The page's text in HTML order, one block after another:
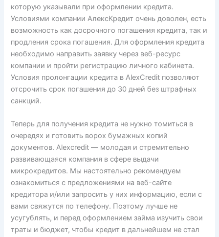
которую указывали при оформлении кредита.
Условиями компании АлексКредит очень доволен, есть
возможность как досрочного погашения кредита, так и
продления срока погашения. Для оформления кредита
необходимо направить заявку через веб-ресурс
компании и пройти регистрацию личного кабинета.
Условия пролонгации кредита в AlexCredit позволяют
отсрочить срок погашения до 30 дней без штрафных
санкций.
Теперь для получения кредита не нужно томиться в
очередях и готовить ворох бумажных копий
документов. Alexcredit — молодая и стремительно
развивающаяся компания в сфере выдачи
микрокредитов. Мы настоятельно рекомендуем
ознакомиться с предложениями на веб-сайте
кредитора и/или запросить у них информацию, если с
вами свяжутся по телефону. Поэтому лучше не
усугублять, и перед оформлением займа изучить свои
траты и бюджет, чтобы кредит в дальнейшем не стал